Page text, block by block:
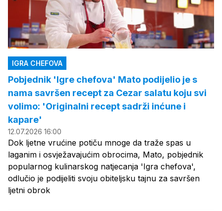
IGRA CHEFOVA
Pobjednik 'Igre chefova' Mato podijelio je s
nama savršen recept za Cezar salatu koju svi
volimo: 'Originalni recept sadrži inćune i
kapare'
12.07.2026 16:00
Dok ljetne vrućine potiču mnoge da traže spas u
laganim i osvježavajućim obrocima, Mato, pobjednik
popularnog kulinarskog natjecanja 'Igra chefova',
odlučio je podijeliti svoju obiteljsku tajnu za savršen
ljetni obrok